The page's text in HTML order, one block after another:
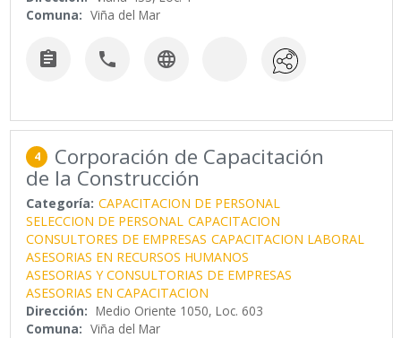
Comuna: Viña del Mar
  
4 Corporación de Capacitación
de la Construcción
Categoría: CAPACITACION DE PERSONAL
SELECCION DE PERSONAL CAPACITACION
CONSULTORES DE EMPRESAS CAPACITACION LABORAL
ASESORIAS EN RECURSOS HUMANOS
ASESORIAS Y CONSULTORIAS DE EMPRESAS
ASESORIAS EN CAPACITACION
Dirección: Medio Oriente 1050, Loc. 603
Comuna: Viña del Mar